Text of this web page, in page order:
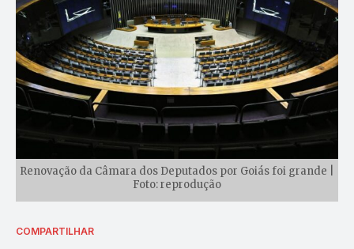
Renovação da Câmara dos Deputados por Goiás foi grande |
Foto: reprodução
COMPARTILHAR